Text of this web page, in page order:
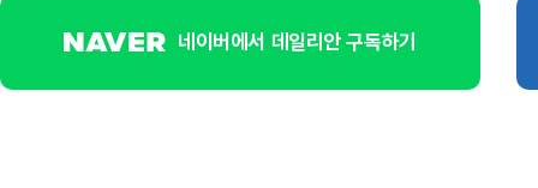
네이버에서 데일리안 구독하기